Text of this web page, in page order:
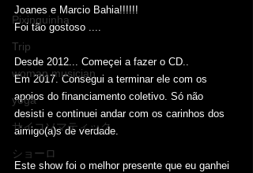
Pixinguinha
Trip
woman musician
yoga
サイコソマティック
ショーロ
Joanes e Marcio Bahia!!!!!!
Foi tão gostoso ....
Desde 2012... Começei a fazer o CD..
Em 2017. Consegui a terminar ele com os
apoios do financiamento coletivo. Só não
desisti e continuei andar com os carinhos dos
aimigo(a)s de verdade.
Este show foi o melhor presente que eu ganhei